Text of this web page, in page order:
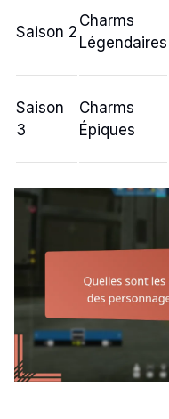
Saison 2
Charms
Légendaires
Saison
3
Charms
Épiques